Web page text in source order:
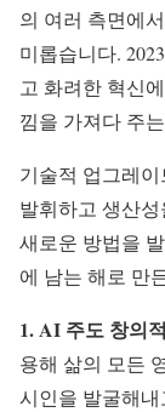
의 여러 측면에
미롭습니다.
고 화려한 혁신
낌을 가져다 주
기술적 업그레
발휘하고 생산
새로운 방법을
에 남는 해로 만
1. AI 주도 창의
용해 삶의 모든
시인을 발굴해